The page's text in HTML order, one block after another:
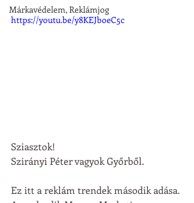
Márkavédelem, Reklámjog
https://youtu.be/y8KEJboeC5c
Sziasztok!
Szirányi Péter vagyok Győrből.
Ez itt a reklám trendek második adása.